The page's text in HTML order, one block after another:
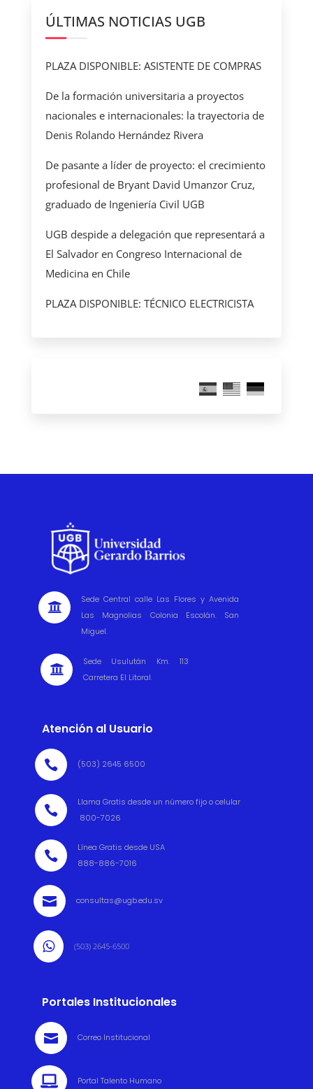
ÚLTIMAS NOTICIAS UGB
PLAZA DISPONIBLE: ASISTENTE DE COMPRAS
De la formación universitaria a proyectos
nacionales e internacionales: la trayectoria de
Denis Rolando Hernández Rivera
De pasante a líder de proyecto: el crecimiento
profesional de Bryant David Umanzor Cruz,
graduado de Ingeniería Civil UGB
UGB despide a delegación que representará a
El Salvador en Congreso Internacional de
Medicina en Chile
PLAZA DISPONIBLE: TÉCNICO ELECTRICISTA

Sede Central calle Las Flores y Avenida
Las Magnolias Colonia Escolán. San
Miguel.

Sede Usulután Km. 113
Carretera El Litoral.
Atención al Usuario
 (503) 2645 6500

Llama Gratis desde un número fijo o celular
800-7026

Línea Gratis desde USA
888-886-7016
 consultas@ugb.edu.sv
 (503) 2645-6500
Portales Institucionales
 Correo Institucional
 Portal Talento Humano